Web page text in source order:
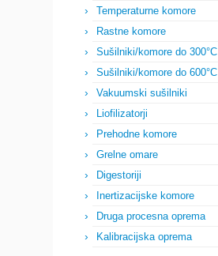
Temperaturne komore
Rastne komore
Sušilniki/komore do 300°C
Sušilniki/komore do 600°C
Vakuumski sušilniki
Liofilizatorji
Prehodne komore
Grelne omare
Digestoriji
Inertizacijske komore
Druga procesna oprema
Kalibracijska oprema